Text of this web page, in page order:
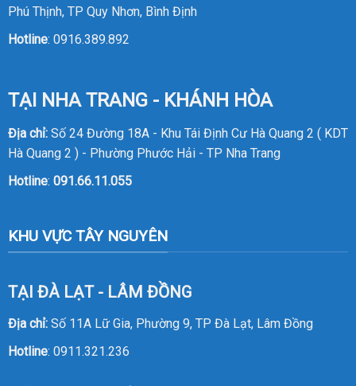
Phú Thịnh, TP Quy Nhơn, Bình Định
Hotline: 0916.389.892
TẠI NHA TRANG - KHÁNH HÒA
Địa chỉ: Số 24 Đường 18A - Khu Tái Định Cư Hà Quang 2 ( KDT
Hà Quang 2 ) - Phường Phước Hải - TP Nha Trang
Hotline: 091.66.11.055
KHU VỰC TÂY NGUYÊN
TẠI ĐÀ LẠT - LÂM ĐỒNG
Địa chỉ:Số 11A Lữ Gia, Phường 9, TP Đà Lạt, Lâm Đồng
Hotline: 0911.321.236